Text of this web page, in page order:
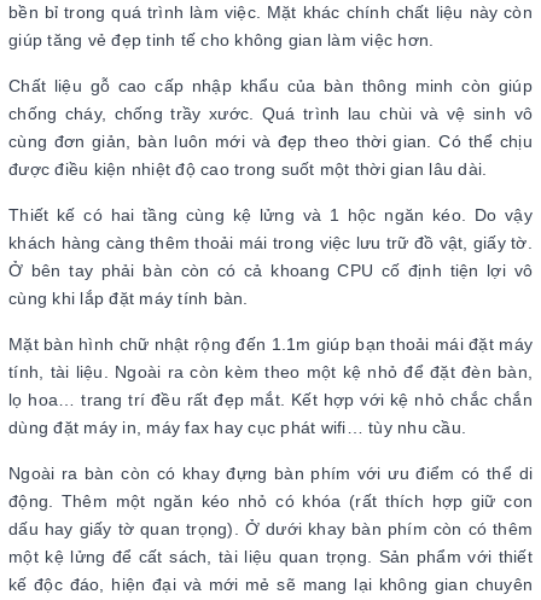
bền bỉ trong quá trình làm việc. Mặt khác chính chất liệu này còn
giúp tăng vẻ đẹp tinh tế cho không gian làm việc hơn.
Chất liệu gỗ cao cấp nhập khẩu của bàn thông minh còn giúp
chống cháy, chống trầy xước. Quá trình lau chùi và vệ sinh vô
cùng đơn giản, bàn luôn mới và đẹp theo thời gian. Có thể chịu
được điều kiện nhiệt độ cao trong suốt một thời gian lâu dài.
Thiết kế có hai tầng cùng kệ lửng và 1 hộc ngăn kéo. Do vậy
khách hàng càng thêm thoải mái trong việc lưu trữ đồ vật, giấy tờ.
Ở bên tay phải bàn còn có cả khoang CPU cố định tiện lợi vô
cùng khi lắp đặt máy tính bàn.
Mặt bàn hình chữ nhật rộng đến 1.1m giúp bạn thoải mái đặt máy
tính, tài liệu. Ngoài ra còn kèm theo một kệ nhỏ để đặt đèn bàn,
lọ hoa… trang trí đều rất đẹp mắt. Kết hợp với kệ nhỏ chắc chắn
dùng đặt máy in, máy fax hay cục phát wifi… tùy nhu cầu.
Ngoài ra bàn còn có khay đựng bàn phím với ưu điểm có thể di
động. Thêm một ngăn kéo nhỏ có khóa (rất thích hợp giữ con
dấu hay giấy tờ quan trọng). Ở dưới khay bàn phím còn có thêm
một kệ lửng để cất sách, tài liệu quan trọng. Sản phẩm với thiết
kế độc đáo, hiện đại và mới mẻ sẽ mang lại không gian chuyên